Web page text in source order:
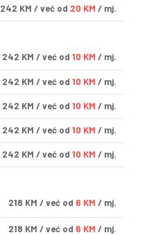
242 KM / već od 20 KM / mj.
242 KM / već od 10 KM / mj.
242 KM / već od 10 KM / mj.
242 KM / već od 10 KM / mj.
242 KM / već od 10 KM / mj.
242 KM / već od 10 KM / mj.
218 KM / već od 6 KM / mj.
218 KM / već od 6 KM / mj.